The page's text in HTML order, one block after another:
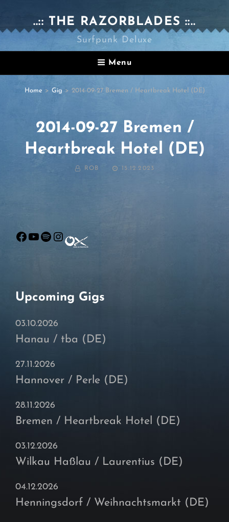
..:: THE RAZORBLADES ::..
Surfpunk Deluxe
Menu
Home > Gig > 2014-09-27 Bremen / Heartbreak Hotel (DE)
2014-09-27 Bremen /
Heartbreak Hotel (DE)
BY ROB
POSTED
15.12.2023
Facebook
YouTube
Spotify
Instagram
Upcoming Gigs
03.10.2026
Hanau / tba (DE)
27.11.2026
Hannover / Perle (DE)
28.11.2026
Bremen / Heartbreak Hotel (DE)
03.12.2026
Wilkau Haßlau / Laurentius (DE)
04.12.2026
Henningsdorf / Weihnachtsmarkt (DE)